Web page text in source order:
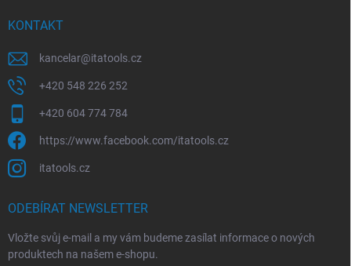
KONTAKT
kancelar@itatools.cz
+420 548 226 252
+420 604 774 784
https://www.facebook.com/itatools.cz
itatools.cz
ODEBÍRAT NEWSLETTER
Vložte svůj e-mail a my vám budeme zasílat informace o nových
produktech na našem e-shopu.